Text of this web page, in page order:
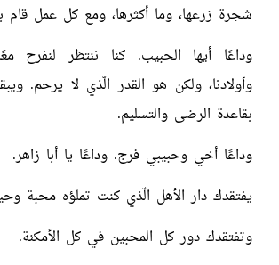
شجرة زرعها، وما أكثرها، ومع كل عمل قام
وداعًا أيها الحبيب. كنا ننتظر لنفرح
وأولادنا، ولكن هو القدر الّذي لا يرحم.
بقاعدة الرضى والتسليم.
وداعًا أخي وحبيبي فرج. وداعًا يا أبا زاهر.
يفتقدك دار الأهل الّذي كنت تملؤه محبة
وتفتقدك دور كل المحبين في كل الأمكنة.